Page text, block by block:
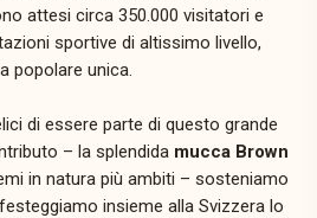
attesi circa 350.000 visitatori e
sportive di altissimo livello,
popolare unica.
di essere parte di questo grande
– la splendida mucca Brown
in natura più ambiti – sosteniamo
insieme alla Svizzera lo